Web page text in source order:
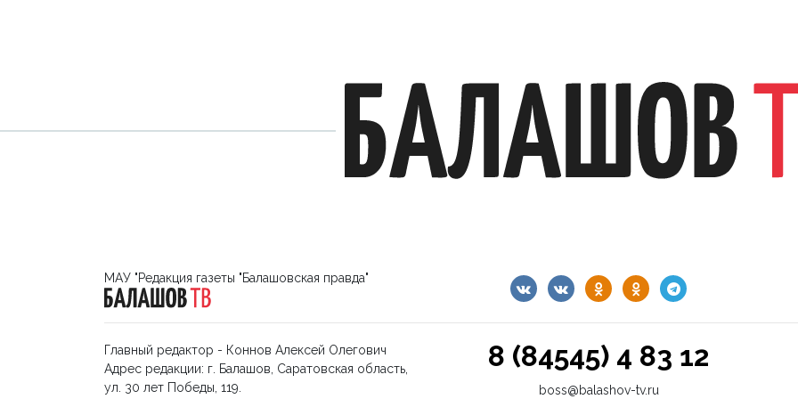
МАУ "Редакция газеты "Балашовская правда"
Главный редактор - Коннов Алексей Олегович
Адрес редакции: г. Балашов, Саратовская область,
ул. 30 лет Победы, 119.
8 (84545) 4 83 12
boss@balashov-tv.ru